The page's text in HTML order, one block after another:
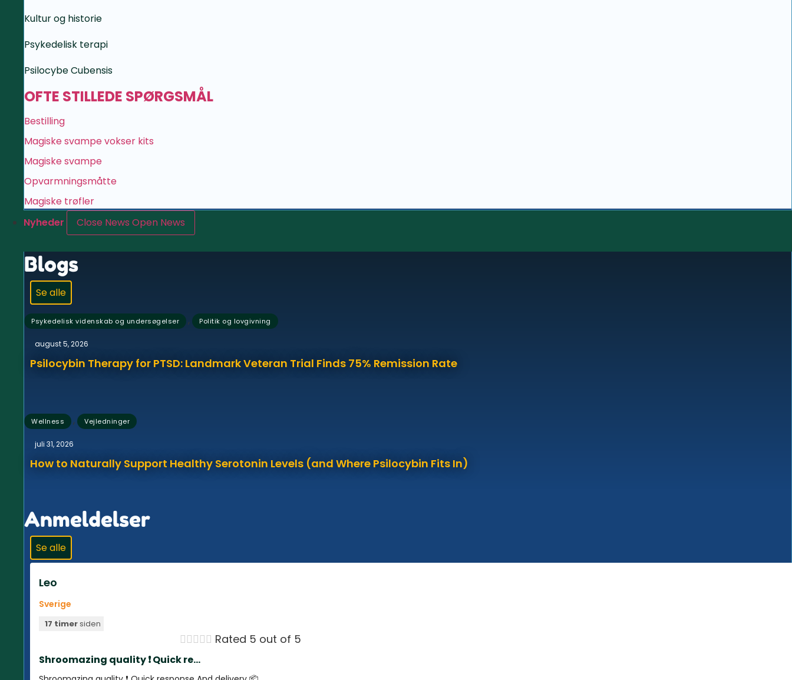
Kultur og historie
Psykedelisk terapi
Psilocybe Cubensis
OFTE STILLEDE SPØRGSMÅL
Bestilling
Magiske svampe vokser kits
Magiske svampe
Opvarmningsmåtte
Magiske trøfler
Nyheder
Close News Open News
Blogs
Se alle
Psykedelisk videnskab og undersøgelser , Politik og lovgivning
august 5, 2026
Psilocybin Therapy for PTSD: Landmark Veteran Trial Finds 75% Remission Rate
Wellness , Vejledninger
juli 31, 2026
How to Naturally Support Healthy Serotonin Levels (and Where Psilocybin Fits In)
Anmeldelser
Se alle
Leo
Sverige
17 timersiden
 Rated 5 out of 5
Shroomazing quality ❗️ Quick re...